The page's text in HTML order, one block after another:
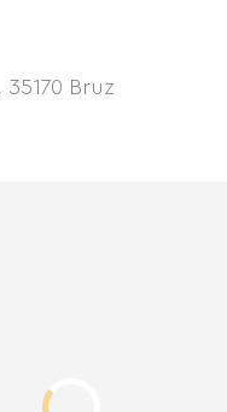
, 35170 Bruz